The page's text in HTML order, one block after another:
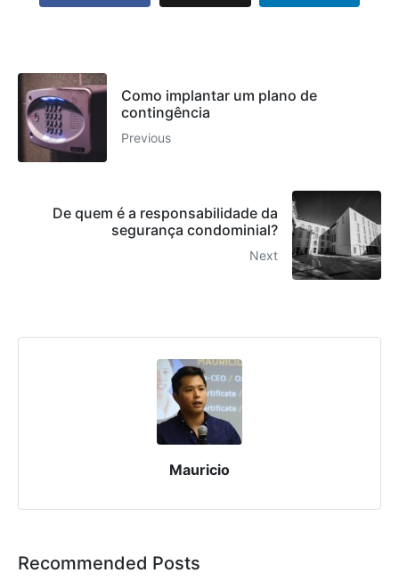
Como implantar um plano de
contingência
Previous
De quem é a responsabilidade da
segurança condominial?
Next
Mauricio
Recommended Posts